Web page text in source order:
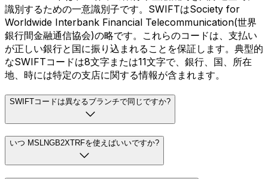
識別するための一意識別子です。SWIFTはSociety for
Worldwide Interbank Financial Telecommunication(世界
銀行間金融通信協会)の略です。これらのコードは、支払い
が正しい銀行と国に振り込まれることを保証します。典型的
なSWIFTコードは8文字または11文字で、銀行、国、所在
地、時には特定の支店に関する情報が含まれます。
SWIFTコードは異なるブランチで同じですか?
いつ MSLNGB2XTRFを使えばいいですか?